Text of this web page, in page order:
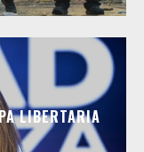
LIBERTARIA